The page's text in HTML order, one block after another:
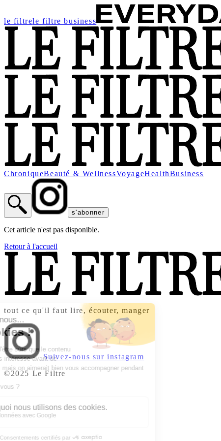
le filtrele filtre business
ChroniqueBeauté & WellnessVoyageHealthBusiness
s'abonner
Cet article n'est pas disponible.
Retour à l'accueil
tout ce qu'il faut lire, écouter, manger
Suivez-nous sur instagram
©2025 Le Filtre